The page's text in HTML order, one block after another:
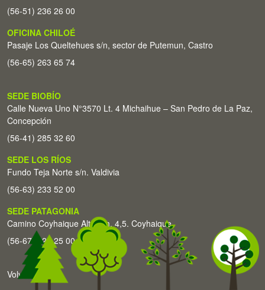
(56-51) 236 26 00
OFICINA CHILOÉ
Pasaje Los Queltehues s/n, sector de Putemun, Castro
(56-65) 263 65 74
SEDE BIOBÍO
Calle Nueva Uno N°3570 Lt. 4 Michaihue – San Pedro de La Paz,
Concepción
(56-41) 285 32 60
SEDE LOS RÍOS
Fundo Teja Norte s/n. Valdivia
(56-63) 233 52 00
SEDE PATAGONIA
Camino Coyhaique Alto Km. 4,5. Coyhaique
(56-67) 226 25 00
Volver arriba